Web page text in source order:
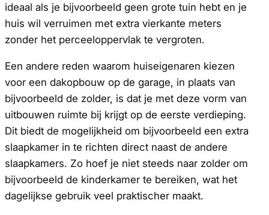
ideaal als je bijvoorbeeld geen grote tuin hebt en je
huis wil verruimen met extra vierkante meters
zonder het perceeloppervlak te vergroten.
Een andere reden waarom huiseigenaren kiezen
voor een dakopbouw op de garage, in plaats van
bijvoorbeeld de zolder, is dat je met deze vorm van
uitbouwen ruimte bij krijgt op de eerste verdieping.
Dit biedt de mogelijkheid om bijvoorbeeld een extra
slaapkamer in te richten direct naast de andere
slaapkamers. Zo hoef je niet steeds naar zolder om
bijvoorbeeld de kinderkamer te bereiken, wat het
dagelijkse gebruik veel praktischer maakt.